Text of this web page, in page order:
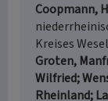
Coopmann,
Kreises
Groten,
Wilfried;
Rheinland;